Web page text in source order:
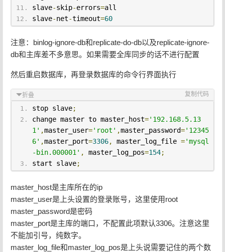
slave-skip-errors=all
slave-net-timeout=60
注意：binlog-ignore-db和replicate-do-db以及replicate-ignore-
db和主库差不多意思。如果需要全库同步的话不进行配置
然后重启数据库，再登录数据库的命令行界面执行
折叠 复制代码
stop slave;
change master to master_host='192.168.5.13
1' ,master_user='root' ,master_password='12345
6' ,master_port=3306, master_log_file ='mysql
-bin.000001' , master_log_pos=154;
start slave;
master_host是主库所在的ip
master_user是上头设置的登录账号，这里使用root
master_password是密码
master_port是主库的端口，不配置此项默认3306。注意这里
不能加引号，纯数字。
master_log_file和master_log_pos是上头说需要记住的两个数